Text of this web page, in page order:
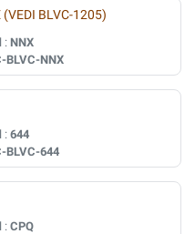
(VEDI BLVC-1205)
: NNX
BLVC-NNX
: 644
BLVC-644
: CPQ